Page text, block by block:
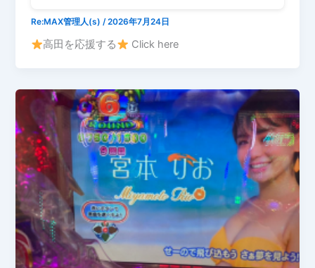
Re:MAX管理人(s) /2026年7月24日
高田を応援する Click here